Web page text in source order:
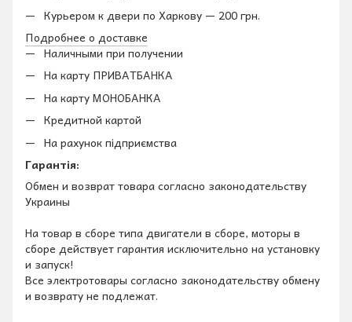
Курьером к двери по Харкову — 200 грн.
Подробнее о доставке
Наличными при получении
На карту ПРИВАТБАНКА
На карту МОНОБАНКА
Кредитной картой
На рахунок підприємства
Гарантія:
Обмен и возврат товара согласно законодательству
Украины
На товар в сборе типа двигатели в сборе, моторы в
сборе действует гарантия исключительно на установку
и запуск!
Все электротовары согласно законодательству обмену
и возврату не подлежат.